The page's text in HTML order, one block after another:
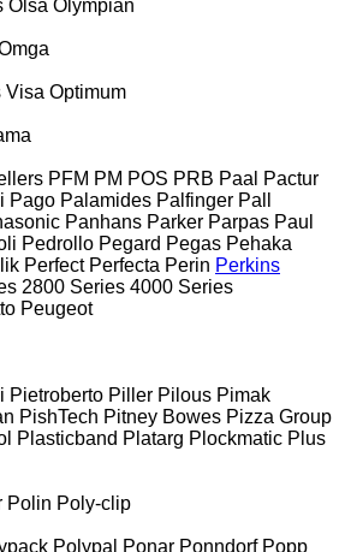
Olsa Olympian
Visa Optimum
PFM PM POS PRB Paal
Pactur
Pago Palamides Palfinger Pall
Panhans Parker Parpas Paul
Pedrollo Pegard Pegas Pehaka
Perfect Perfecta Perin Perkins
2800 Series 4000 Series
Peugeot
Pietroberto Piller Pilous Pimak
PishTech Pitney Bowes Pizza Group
Plasticband Platarg Plockmatic Plus
Polin Poly-clip
Polypal Ponar Ponndorf Popp